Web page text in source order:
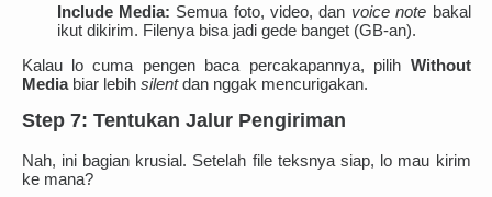
Include Media: Semua foto, video, dan voice note bakal
ikut dikirim. Filenya bisa jadi gede banget (GB-an).
Kalau lo cuma pengen baca percakapannya, pilih Without
Mediabiar lebih silentdan nggak mencurigakan.
Step 7: Tentukan Jalur Pengiriman
Nah, ini bagian krusial. Setelah file teksnya siap, lo mau kirim
ke mana?